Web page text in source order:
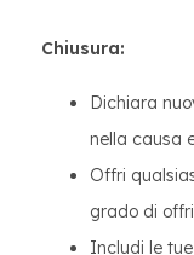
Chiusura:
Dichiara
nella causa
Offri
grado di
Includi le